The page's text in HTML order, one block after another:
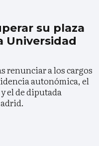
su plaza
Universidad
renunciar a los cargos
autonómica, el
el de diputada